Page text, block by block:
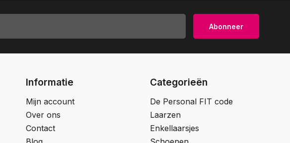
Abonneer
Informatie
Mijn account
Over ons
Contact
Categorieën
De Personal FIT code
Laarzen
Enkellaarsjes